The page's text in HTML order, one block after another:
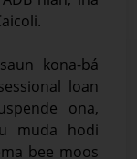
kona-bá
loan
ona,
muda hodi
bee moos